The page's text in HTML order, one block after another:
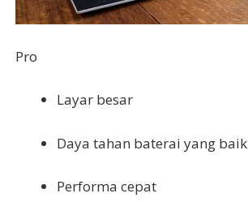
Pro
Layar besar
Daya tahan baterai yang baik
Performa cepat